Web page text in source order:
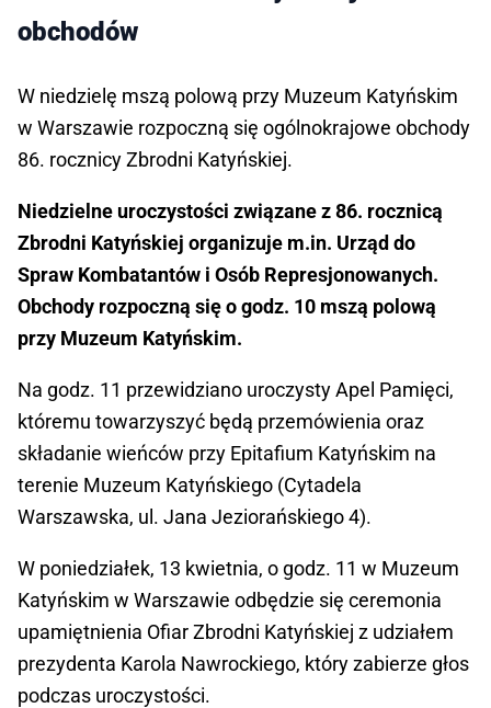
obchodów
W niedzielę mszą polową przy Muzeum Katyńskim
w Warszawie rozpoczną się ogólnokrajowe obchody
86. rocznicy Zbrodni Katyńskiej.
Niedzielne uroczystości związane z 86. rocznicą
Zbrodni Katyńskiej organizuje m.in. Urząd do
Spraw Kombatantów i Osób Represjonowanych.
Obchody rozpoczną się o godz. 10 mszą polową
przy Muzeum Katyńskim.
Na godz. 11 przewidziano uroczysty Apel Pamięci,
któremu towarzyszyć będą przemówienia oraz
składanie wieńców przy Epitafium Katyńskim na
terenie Muzeum Katyńskiego (Cytadela
Warszawska, ul. Jana Jeziorańskiego 4).
W poniedziałek, 13 kwietnia, o godz. 11 w Muzeum
Katyńskim w Warszawie odbędzie się ceremonia
upamiętnienia Ofiar Zbrodni Katyńskiej z udziałem
prezydenta Karola Nawrockiego, który zabierze głos
podczas uroczystości.